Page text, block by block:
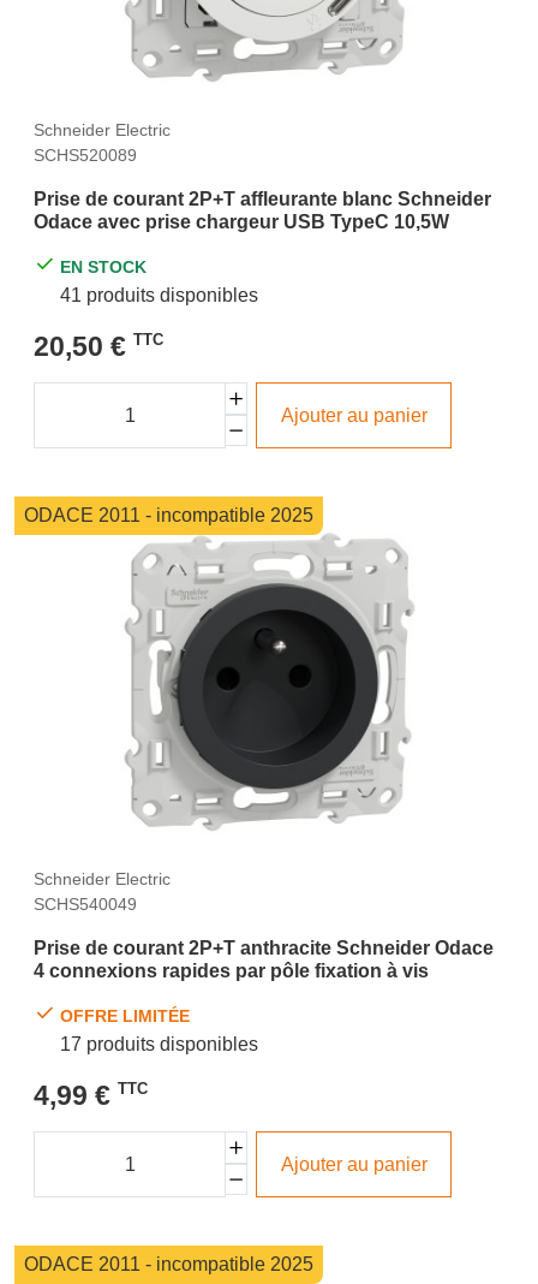
Schneider Electric
SCHS520089
Prise de courant 2P+T affleurante blanc Schneider
Odace avec prise chargeur USB TypeC 10,5W
EN STOCK
41 produits disponibles
20,50 € TTC
Ajouter au panier
ODACE 2011 - incompatible 2025
Schneider Electric
SCHS540049
Prise de courant 2P+T anthracite Schneider Odace
4 connexions rapides par pôle fixation à vis
OFFRE LIMITÉE
17 produits disponibles
4,99 € TTC
Ajouter au panier
ODACE 2011 - incompatible 2025